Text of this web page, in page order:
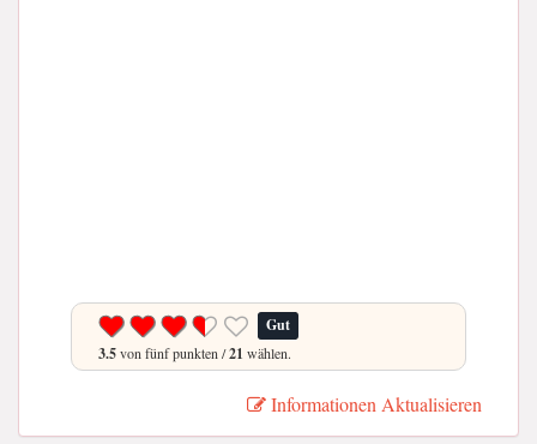
Gut
3.5von fünf punkten /21 wählen.
Informationen Aktualisieren